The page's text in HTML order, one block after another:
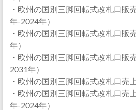
・欧州の国別三脚回転式改札口販
年-2024年）
・欧州の国別三脚回転式改札口販
年）
・欧州の国別三脚回転式改札口販
2031年）
・欧州の国別三脚回転式改札口売
・欧州の国別三脚回転式改札口売
年-2024年）